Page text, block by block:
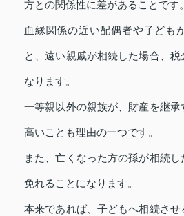
方との関係性に差があることです。
血縁関係の近い配偶者や子ども
と、遠い親戚が相続した場合、
なります。
一等親以外の親族が、財産を継
高いことも理由の一つです。
また、亡くなった方の孫が相続
免れることになります。
本来であれば、子どもへ相続さ